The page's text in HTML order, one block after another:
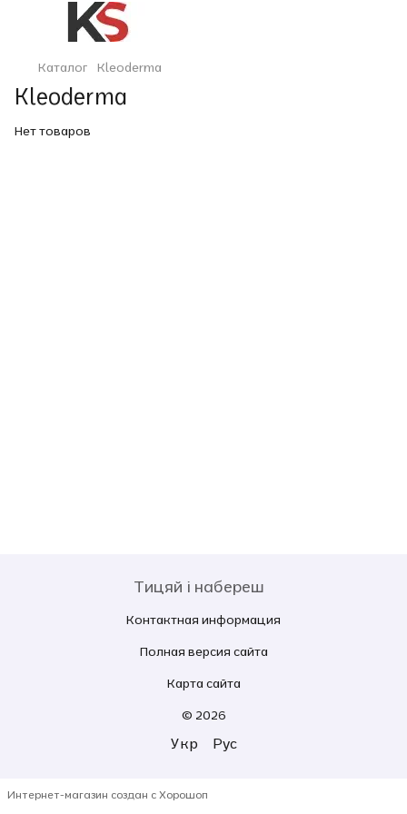
Каталог Kleoderma
Kleoderma
Нет товаров
Тицяй і набереш
Контактная информация
Полная версия сайта
Карта сайта
© 2026
Укр Рус
Интернет-магазин создан с Хорошоп